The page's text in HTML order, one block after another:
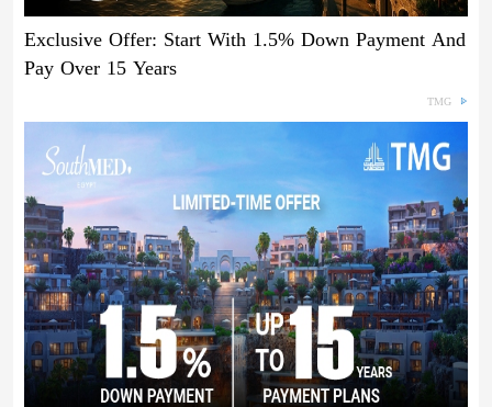
Exclusive Offer: Start With 1.5% Down Payment And
Pay Over 15 Years
TMG